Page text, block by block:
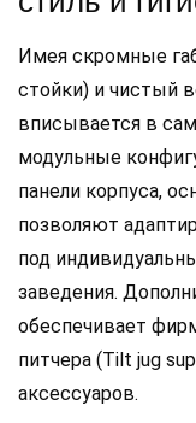
Имея скромные
стойки) и чистый
вписывается в
модульные
панели корпуса,
позволяют
под
заведения.
обеспечивает
питчера (Tilt jug
аксессуаров.